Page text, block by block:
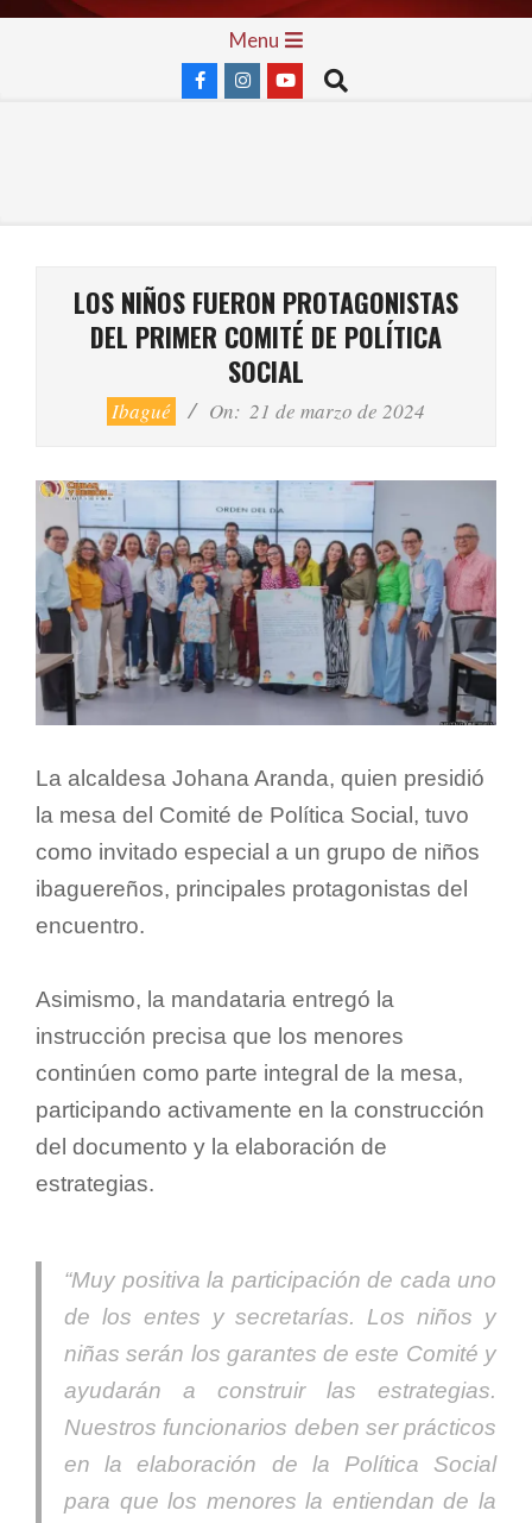
Skip
Menu
Search
LOS NIÑOS FUERON PROTAGONISTAS
DEL PRIMER COMITÉ DE POLÍTICA
SOCIAL
Ibagué On: 21 de marzo de 2024
La alcaldesa Johana Aranda, quien presidió
la mesa del Comité de Política Social, tuvo
como invitado especial a un grupo de niños
ibaguereños, principales protagonistas del
encuentro.
Asimismo, la mandataria entregó la
instrucción precisa que los menores
continúen como parte integral de la mesa,
participando activamente en la construcción
del documento y la elaboración de
estrategias.
“Muy positiva la participación de cada uno
de los entes y secretarías. Los niños y
niñas serán los garantes de este Comité y
ayudarán a construir las estrategias.
Nuestros funcionarios deben ser prácticos
en la elaboración de la Política Social
para que los menores la entiendan de la